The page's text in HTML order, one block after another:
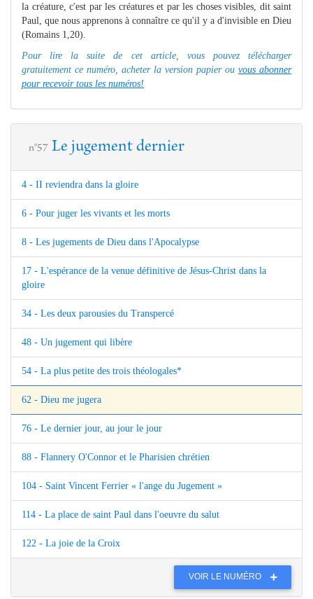
la créature, c'est par les créatures et par les choses visibles, dit saint
Paul, que nous apprenons à connaître ce qu'il y a d'invisible en Dieu
(Romains 1,20).
Pour lire la suite de cet article, vous pouvez télécharger
gratuitement ce numéro, acheter la version papier ou vous abonner
pour recevoir tous les numéros!
n°57 Le jugement dernier
4 - II reviendra dans la gloire
6 - Pour juger les vivants et les morts
8 - Les jugements de Dieu dans l'Apocalypse
17 - L'espérance de la venue définitive de Jésus-Christ dans la
gloire
34 - Les deux parousies du Transpercé
48 - Un jugement qui libère
54 - La plus petite des trois théologales*
62 - Dieu me jugera
76 - Le dernier jour, au jour le jour
88 - Flannery O'Connor et le Pharisien chrétien
104 - Saint Vincent Ferrier « l'ange du Jugement »
114 - La place de saint Paul dans l'oeuvre du salut
122 - La joie de la Croix
VOIR LE NUMÉRO